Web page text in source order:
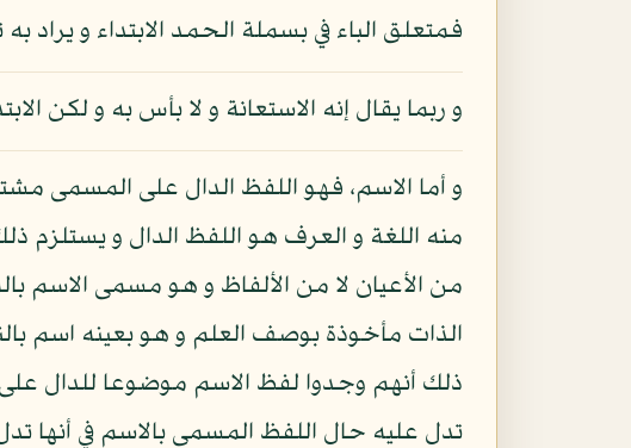
فمتعلق الباء في بسملة الحمد الابتداء و يراد
و ربما يقال إنه الاستعانة و لا بأس به و لكن
و أما الاسم، فهو اللفظ الدال على المسمى
منه اللغة و العرف هو اللفظ الدال و يستلزم
من الأعيان لا من الألفاظ و هو مسمى الاسم
الذات مأخوذة بوصف العلم و هو بعينه اسم
ذلك أنهم وجدوا لفظ الاسم موضوعا للدال
تدل عليه حال اللفظ المسمى بالاسم في أنها